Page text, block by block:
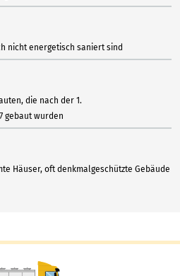
nicht energetisch saniert sind
die nach der 1.
gebaut wurden
Häuser, oft denkmalgeschützte Gebäude